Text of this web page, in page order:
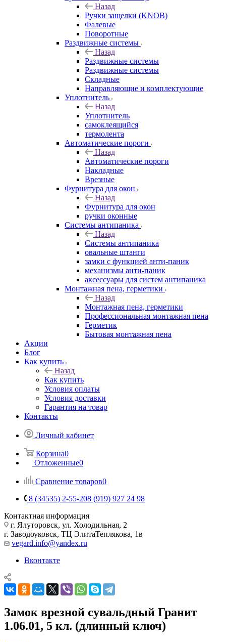
Назад
Ручки защелки (KNOB)
Фалевые
Поворотные
Раздвижные системы
Назад
Раздвижные системы
Раздвижные системы
Складные
Направляющие и комплектующие
Уплотнитель
Назад
Уплотнитель
самоклеящийся
термолента
Автоматические пороги
Назад
Автоматические пороги
Накладные
Врезные
Фурнитура для окон
Назад
Фурнитура для окон
ручки оконные
Системы антипаника
Назад
Системы антипаника
овальные штанги
замки с функцией анти-паник
механизмы анти-паник
аксессуары для систем антипаника
Монтажная пена, герметики
Назад
Монтажная пена, герметики
Профессиональная монтажная пена
Герметик
Бытовая монтажная пена
Акции
Блог
Как купить
Назад
Как купить
Условия оплаты
Условия доставки
Гарантия на товар
Контакты
Личный кабинет
Корзина0
Отложенные0
Сравнение товаров0
8 (34535) 2-55-208 (919) 927 24 98
Контактная информация
г. Ялуторовск, ул. Холодильная, 2
г. Заводоуковск, ​ТЦ Элита​Теплякова, 1в
vegard.info@yandex.ru
Вконтакте
Замок врезной сувальдный Гранит
1.06.01, 5 кл. (длинный ключ)